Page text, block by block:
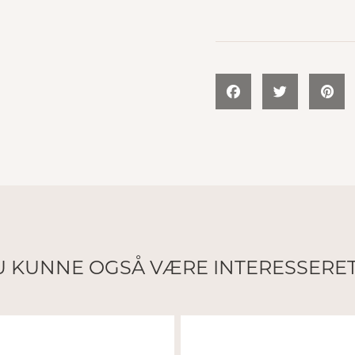
KUNNE OGSÅ VÆRE